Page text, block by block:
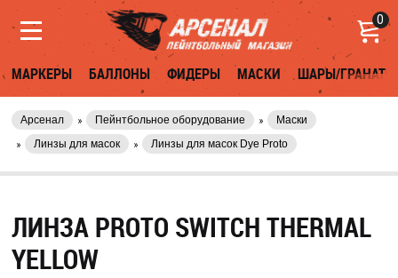
0
МАРКЕРЫ БАЛЛОНЫ ФИДЕРЫ МАСКИ ШАРЫ/ГРАНАТЫ
Арсенал Пейнтбольное оборудование
Маски
Линзы для масок
Линзы для масок Dye Proto
ЛИНЗА PROTO SWITCH THERMAL
YELLOW